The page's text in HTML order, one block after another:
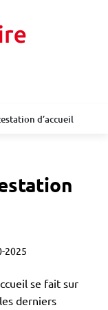
d’accueil
2025
se fait sur
derniers